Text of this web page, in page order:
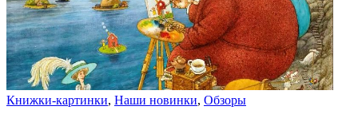
Книжки-картинки, Наши новинки, Обзоры